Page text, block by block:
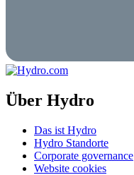
Über Hydro
Das ist Hydro
Hydro Standorte
Corporate governance
Website cookies